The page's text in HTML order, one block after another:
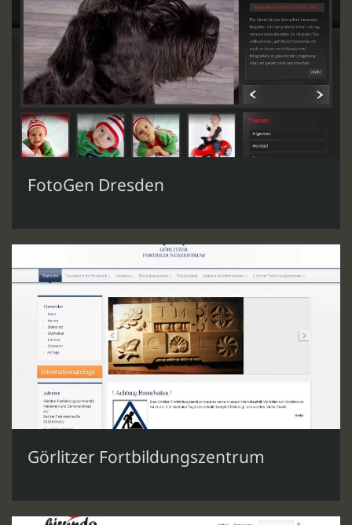
FotoGen Dresden
Görlitzer Fortbildungszentrum